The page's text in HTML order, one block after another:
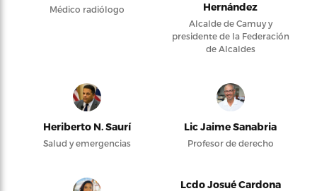
Médico radiólogo
Hernández
Alcalde de Camuy y
presidente de la Federación
de Alcaldes
Heriberto N. Saurí
Salud y emergencias
Lic Jaime Sanabria
Profesor de derecho
Lcdo Josué Cardona